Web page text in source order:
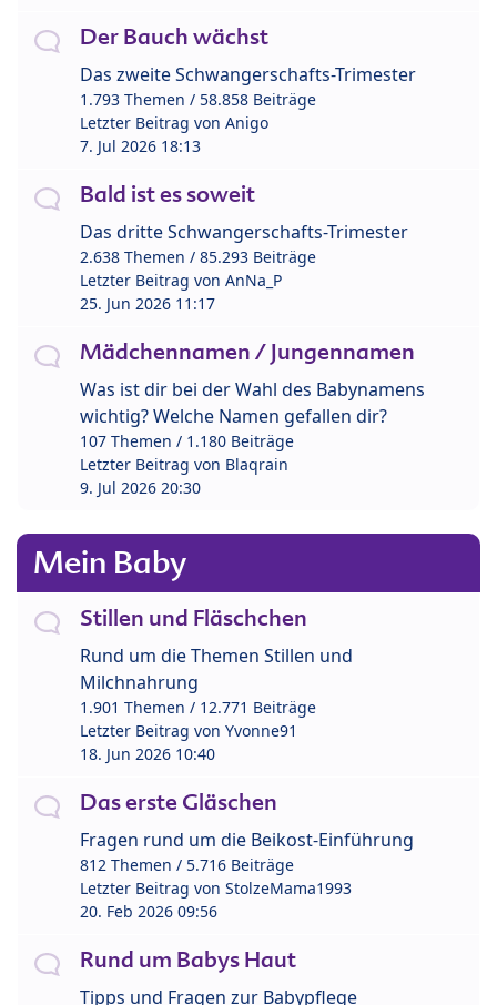
Der Bauch wächst
Das zweite Schwangerschafts-Trimester
1.793 Themen / 58.858 Beiträge
Letzter Beitrag von Anigo
7. Jul 2026 18:13
Bald ist es soweit
Das dritte Schwangerschafts-Trimester
2.638 Themen / 85.293 Beiträge
Letzter Beitrag von AnNa_P
25. Jun 2026 11:17
Mädchennamen / Jungennamen
Was ist dir bei der Wahl des Babynamens
wichtig? Welche Namen gefallen dir?
107 Themen / 1.180 Beiträge
Letzter Beitrag von Blaqrain
9. Jul 2026 20:30
Mein Baby
Stillen und Fläschchen
Rund um die Themen Stillen und
Milchnahrung
1.901 Themen / 12.771 Beiträge
Letzter Beitrag von Yvonne91
18. Jun 2026 10:40
Das erste Gläschen
Fragen rund um die Beikost-Einführung
812 Themen / 5.716 Beiträge
Letzter Beitrag von StolzeMama1993
20. Feb 2026 09:56
Rund um Babys Haut
Tipps und Fragen zur Babypflege